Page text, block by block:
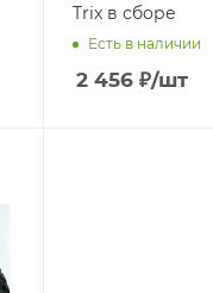
Trix в сборе
Есть в наличии
2 456₽/шт